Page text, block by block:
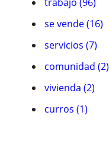
se vende (16)
servicios (7)
comunidad (2)
vivienda (2)
curros (1)